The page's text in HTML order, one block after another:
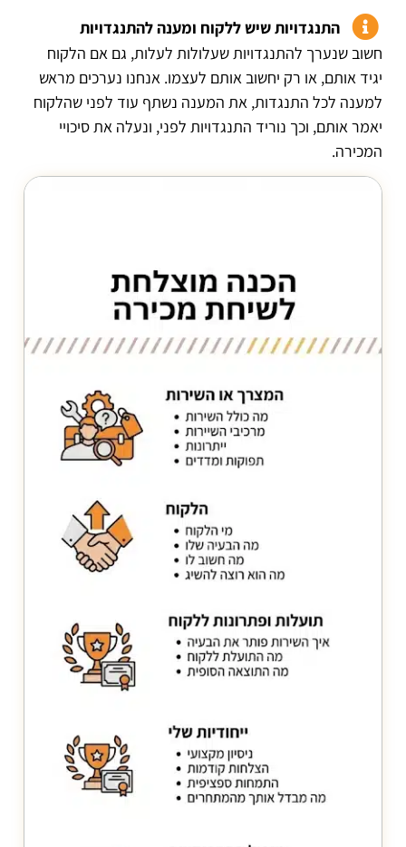
התנגדויות שיש ללקוח ומענה להתנגדויות
חשוב שנערך להתנגדויות שעלולות לעלות, גם אם הלקוח
יגיד אותם, או רק יחשוב אותם לעצמו. אנחנו נערכים מראש
למענה לכל התנגדות, את המענה נשתף עוד לפני שהלקוח
יאמר אותם, וכך נוריד התנגדויות לפני, ונעלה את סיכויי
המכירה.